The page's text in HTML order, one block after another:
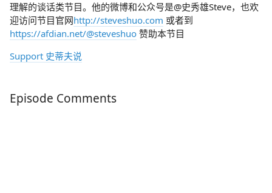
理解的谈话类节目。他的微博和公众号是@史秀雄Steve，也欢
迎访问节目官网http://steveshuo.com 或者到
https://afdian.net/@steveshuo 赞助本节目
Support 史蒂夫说
Episode Comments